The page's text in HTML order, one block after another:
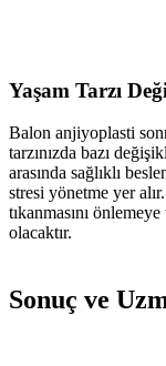
Yaşam Tarzı
Balon anjiyoplasti
tarzınızda bazı
arasında sağlıklı
stresi yönetme yer
tıkanmasını
olacaktır.
Sonuç ve